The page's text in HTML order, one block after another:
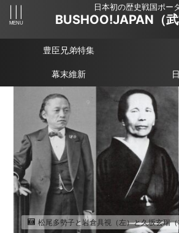
日本初の歴史戦国ポー
BUSHOO!JAPAN（武
豊臣兄弟特集
幕末維新
松尾多勢子と岩倉具視（左）と久坂玄瑞